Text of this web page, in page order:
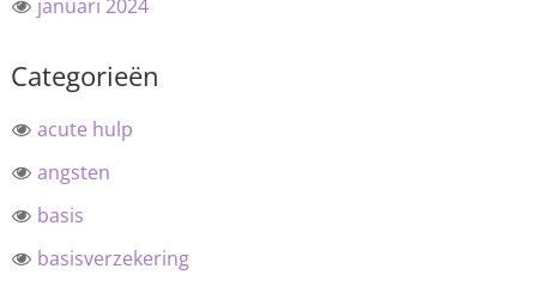
januari 2024
Categorieën
acute hulp
angsten
basis
basisverzekering